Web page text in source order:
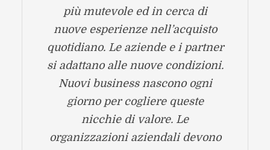
più mutevole ed in cerca di
nuove esperienze nell’acquisto
quotidiano. Le aziende e i partner
si adattano alle nuove condizioni.
Nuovi business nascono ogni
giorno per cogliere queste
nicchie di valore. Le
organizzazioni aziendali devono